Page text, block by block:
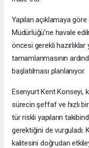
Yapılan açıklamaya göre
Müdürlüğü’ne havale
öncesi gerekli hazırlıklar
tamamlanmasının
başlatılması planlanıyor.
Esenyurt Kent Konseyi,
sürecin şeffaf ve hızlı
tür riskli yapıların
gerektiğini de vurguladı.
kalitesini doğrudan